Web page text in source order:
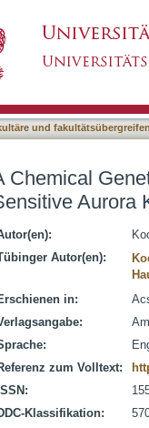
und
Chemical
Aurora
Autor(en):
in:
zum Volltext:
ISSN:
Klassifikation: